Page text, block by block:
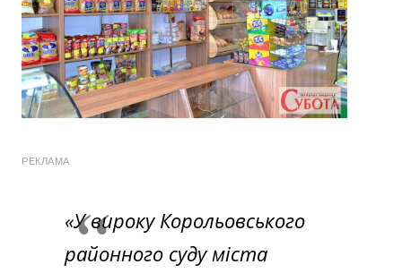
РЕКЛАМА
«У вироку Корольовського
районного суду міста